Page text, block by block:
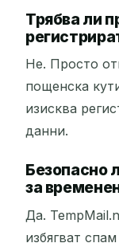
Трябва ли
Не. Просто
пощенска
изисква
данни.
Безопасно
за
Да.
избягват